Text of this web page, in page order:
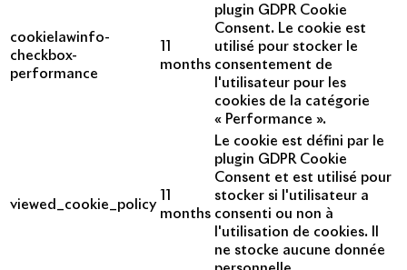
cookielawinfo-
checkbox-
performance
months
plugin GDPR Cookie
Consent. Le cookie est
utilisé pour stocker le
consentement de
l'utilisateur pour les
cookies de la catégorie
« Performance ».
viewed_cookie_policy
months
Le cookie est défini par le
plugin GDPR Cookie
Consent et est utilisé pour
stocker si l'utilisateur a
consenti ou non à
l'utilisation de cookies. Il
ne stocke aucune donnée